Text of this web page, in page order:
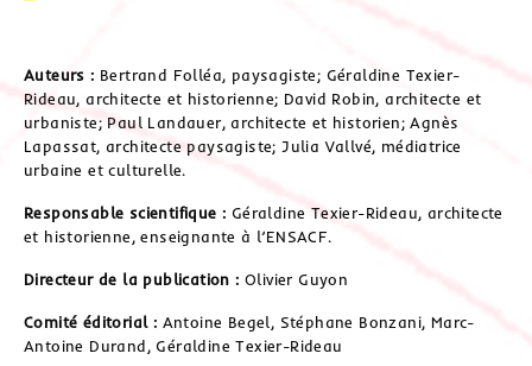
Auteurs : Bertrand Folléa, paysagiste; Géraldine Texier-
Rideau, architecte et historienne; David Robin, architecte et
urbaniste; Paul Landauer, architecte et historien; Agnès
Lapassat, architecte paysagiste; Julia Vallvé, médiatrice
urbaine et culturelle.
Responsable scientifique : Géraldine Texier-Rideau, architecte
et historienne, enseignante à l’ENSACF.
Directeur de la publication : Olivier Guyon
Comité éditorial : Antoine Begel, Stéphane Bonzani, Marc-
Antoine Durand, Géraldine Texier-Rideau